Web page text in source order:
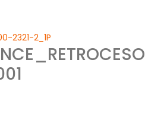
2321-2_1P